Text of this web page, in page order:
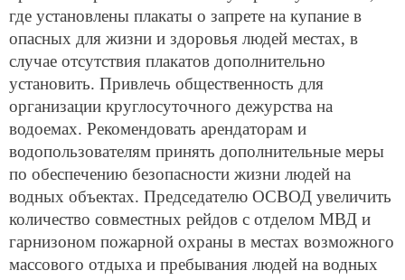
опасных для жизни и здоровья людей местах, в
случае отсутствия плакатов дополнительно
установить. Привлечь общественность для
организации круглосуточного дежурства на
водоемах. Рекомендовать арендаторам и
водопользователям принять дополнительные меры
по обеспечению безопасности жизни людей на
водных объектах. Председателю ОСВОД увеличить
количество совместных рейдов с отделом МВД и
гарнизоном пожарной охраны в местах возможного
массового отдыха и пребывания людей на водных
объектах. Членам комиссии по административным